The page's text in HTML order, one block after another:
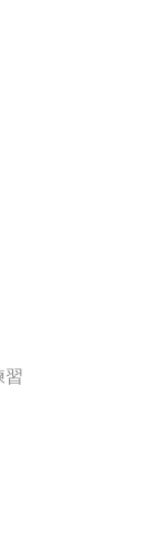
習